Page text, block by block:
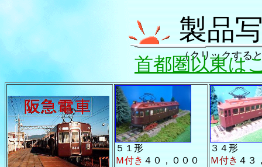
製品
（クリックする
首都圏以東は
５１形
Ｍ付き ４０，０００
３４形
Ｍ付き ４３